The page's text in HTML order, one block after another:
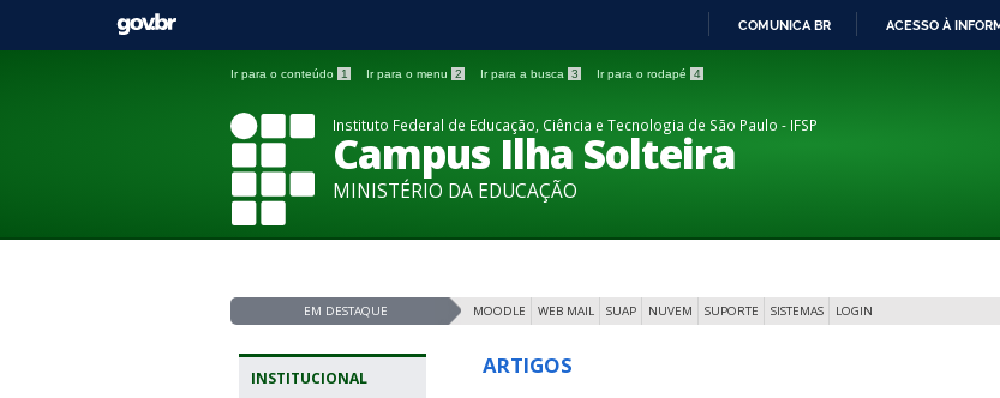
COMUNICA BR ACESSO À
Ir para o conteúdo 1 Ir para o menu 2 Ir para a busca 3 Ir para o rodapé 4
Instituto Federal de Educação, Ciência e Tecnologia de São Paulo - IFSP
Campus Ilha Solteira
MINISTÉRIO DA EDUCAÇÃO
EM DESTAQUE MOODLE WEB MAIL SUAP NUVEM SUPORTE SISTEMAS LOGIN
INSTITUCIONAL ARTIGOS